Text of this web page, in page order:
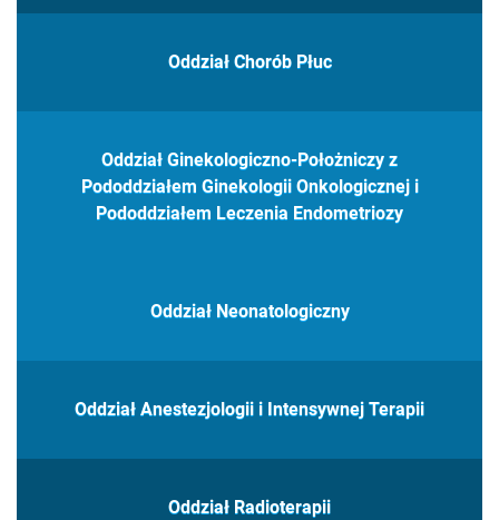
Oddział Chorób Płuc
Oddział Ginekologiczno-Położniczy z
Pododdziałem Ginekologii Onkologicznej i
Pododdziałem Leczenia Endometriozy
Oddział Neonatologiczny
Oddział Anestezjologii i Intensywnej Terapii
Oddział Radioterapii